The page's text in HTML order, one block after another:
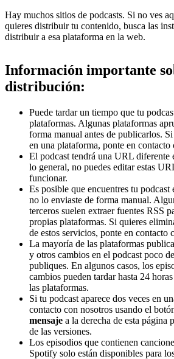
Hay muchos sitios de podcasts. Si no ves
quieres distribuir tu contenido, busca las
distribuir a esa plataforma en la web.
Información importante
distribución:
Puede tardar un tiempo que tu
plataformas. Algunas plataformas
forma manual antes de publicarlos.
en una plataforma, ponte en
El podcast tendrá una URL diferente
lo general, no puedes editar estas
funcionar.
Es posible que encuentres tu podcast
no lo enviaste de forma manual.
terceros suelen extraer fuentes RSS
propias plataformas. Si quieres
de estos servicios, ponte en contacto
La mayoría de las plataformas
y otros cambios en el podcast poco
publiques. En algunos casos, los
cambios pueden tardar hasta 24
las plataformas.
Si tu podcast aparece dos veces en
contacto con nosotros usando el
mensaje a la derecha de esta página
de las versiones.
Los episodios que contienen
Spotify solo están disponibles para